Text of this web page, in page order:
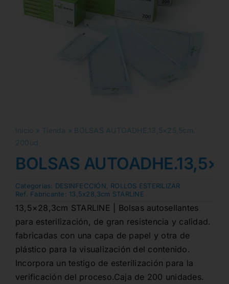
Inicio » Tienda » BOLSAS AUTOADHE.13,5×25,5cm.
200ud
BOLSAS
Categorias: DESINFECCIÓN
ROLLOS ESTERILIZAR
Ref. Fabricante: 13,5x28,3cm STARLINE
13,5×28,3cm STARLINE | Bolsas autosellantes
para esterilización, de gran resistencia y calidad.
fabricadas con una capa de papel y otra de
plástico para la visualización del contenido.
Incorpora un testigo de esterilización para la
verificación del proceso.Caja de 200 unidades.